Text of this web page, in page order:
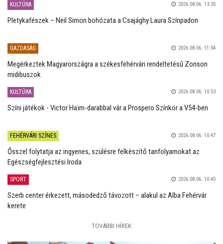
KULTÚRA 2026.08.06. 13:35
Pletykafészek – Neil Simon bohózata a Csajághy Laura Színpadon
GAZDASÁG 2026.08.06. 11:04
Megérkeztek Magyarországra a székesfehérvári rendeltetésű Zonson
midibuszok
KULTÚRA 2026.08.06. 10:53
Színi játékok - Victor Haïm-darabbal vár a Prospero Színkör a V54-ben
FEHÉRVÁRI SZÍNES 2026.08.06. 10:47
Ősszel folytatja az ingyenes, szülésre felkészítő tanfolyamokat az
Egészségfejlesztési Iroda
SPORT 2026.08.06. 10:45
Szerb center érkezett, másodedző távozott – alakul az Alba Fehérvár
kerete
TOVÁBBI HÍREK